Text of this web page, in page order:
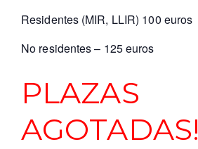
Residentes (MIR, LLIR) 100 euros
No residentes – 125 euros
PLAZAS
AGOTADAS!